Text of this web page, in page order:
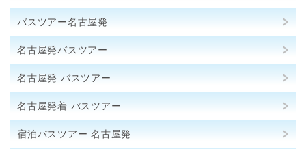
バスツアー名古屋発
名古屋発バスツアー
名古屋発 バスツアー
名古屋発着 バスツアー
宿泊バスツアー 名古屋発